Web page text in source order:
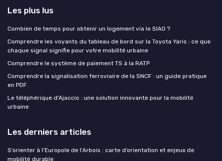
Les plus lus
Combien de temps pour obtenir un logement via le SIAO ?
Comprendre les voyants du tableau de bord sur la Toyota Yaris : ce que
chaque signal signifie pour votre mobilité urbaine
Comprendre le système de paiement TS à la RATP
Comprendre la signalisation ferroviaire de la SNCF : un guide pratique
en PDF
Le téléphérique d'Ajaccio : une solution innovante pour la mobilité
urbaine
Les derniers articles
S’orienter à l’Europole de l’Arbois : carte d’orientation et enjeux de
mobilité durable